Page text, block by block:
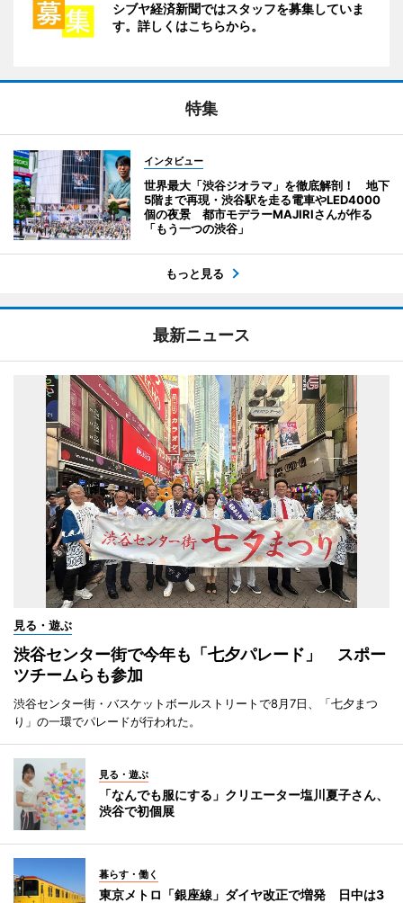
シブヤ経済新聞ではスタッフを募集していま
す。詳しくはこちらから。
特集
インタビュー
世界最大「渋谷ジオラマ」を徹底解剖！ 地下
5階まで再現・渋谷駅を走る電車やLED4000
個の夜景 都市モデラーMAJIRIさんが作る
「もう一つの渋谷」
もっと見る
最新ニュース
見る・遊ぶ
渋谷センター街で今年も「七夕パレード」 スポー
ツチームらも参加
渋谷センター街・バスケットボールストリートで8月7日、「七夕まつ
り」の一環でパレードが行われた。
見る・遊ぶ
「なんでも服にする」クリエーター塩川夏子さん、
渋谷で初個展
暮らす・働く
東京メトロ「銀座線」ダイヤ改正で増発 日中は3